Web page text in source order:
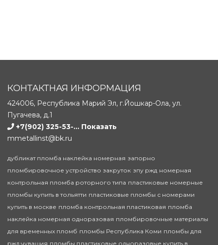
КОНТАКТНАЯ ИНФОРМАЦИЯ
424006, Республика Марий Эл, г.Йошкар-Ола, ул.
Пугачева, д.1
+7(902) 325-53-... Показать
mmetallinst@bk.ru
дубликат пломба наклейка номерная запорно
пломбировочное устройство закруток зпу ржд номерная
контрольная пломба роторного типа пластиковые номерные
пломбы купить в тольятти пластиковые пломбы с номерами
купить в москве пломба контрольная пластиковая пломба
наклейка номерная одноразовая пломбировочные материалы
для временных пломб пломбы Республика Коми пломбы для
ржд чувашия пломбы пластиковые одноразовые купить в